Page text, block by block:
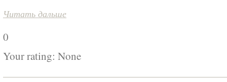
Читать дальше
0
Your rating: None